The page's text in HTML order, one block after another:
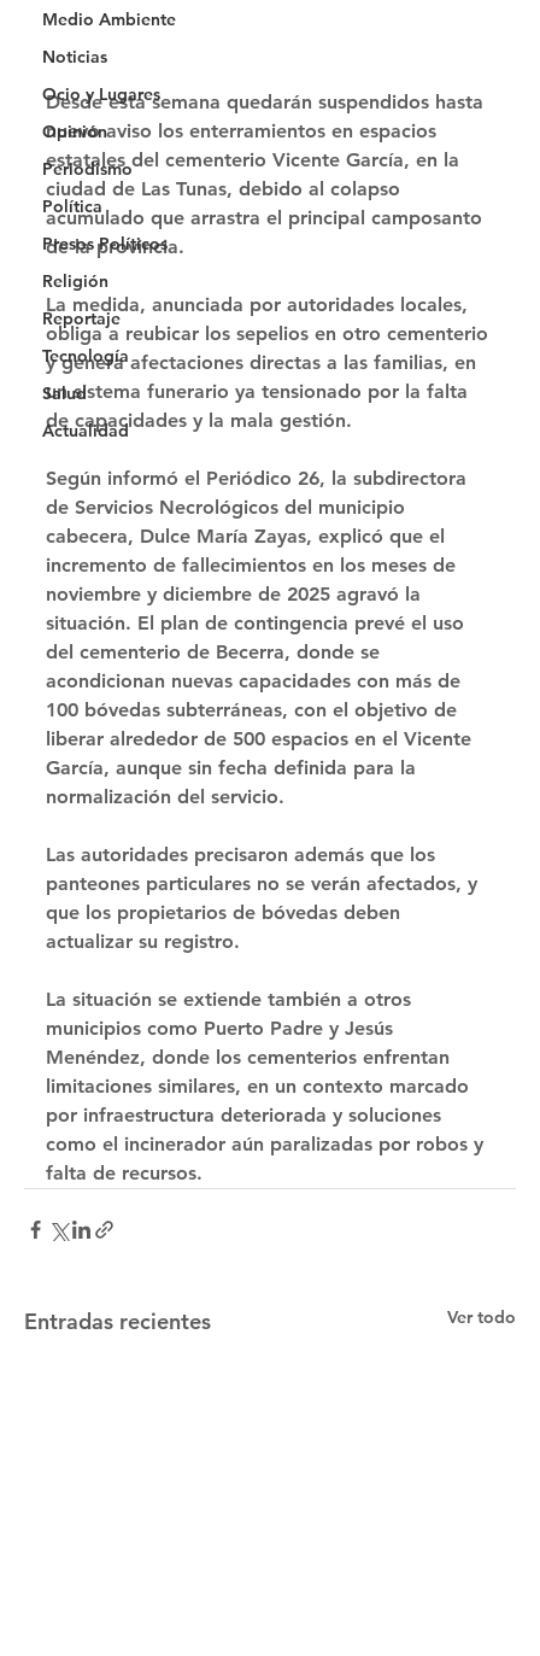
Medio Ambiente
Noticias
Ocio y Lugares
Opinión
Periodismo
Política
Presos Políticos
Religión
Reportaje
Tecnología
Salud
Actualidad
Desde esta semana quedarán suspendidos hasta
nuevo aviso los enterramientos en espacios
estatales del cementerio Vicente García, en la
ciudad de Las Tunas, debido al colapso
acumulado que arrastra el principal camposanto
de la provincia.
La medida, anunciada por autoridades locales,
obliga a reubicar los sepelios en otro cementerio
y genera afectaciones directas a las familias, en
un sistema funerario ya tensionado por la falta
de capacidades y la mala gestión.
Según informó el Periódico 26, la subdirectora
de Servicios Necrológicos del municipio
cabecera, Dulce María Zayas, explicó que el
incremento de fallecimientos en los meses de
noviembre y diciembre de 2025 agravó la
situación. El plan de contingencia prevé el uso
del cementerio de Becerra, donde se
acondicionan nuevas capacidades con más de
100 bóvedas subterráneas, con el objetivo de
liberar alrededor de 500 espacios en el Vicente
García, aunque sin fecha definida para la
normalización del servicio.
Las autoridades precisaron además que los
panteones particulares no se verán afectados, y
que los propietarios de bóvedas deben
actualizar su registro.
La situación se extiende también a otros
municipios como Puerto Padre y Jesús
Menéndez, donde los cementerios enfrentan
limitaciones similares, en un contexto marcado
por infraestructura deteriorada y soluciones
como el incinerador aún paralizadas por robos y
falta de recursos.
Entradas recientes Ver todo